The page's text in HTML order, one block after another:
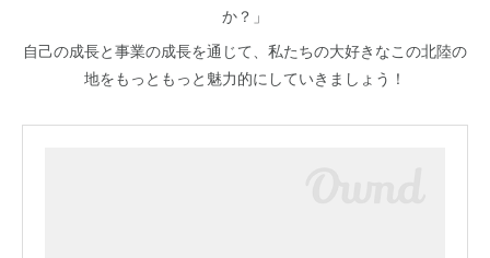
か？」
自己の成長と事業の成長を通じて、私たちの大好きなこの北陸の
地をもっともっと魅力的にしていきましょう！